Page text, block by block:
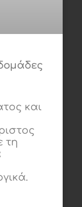
και
τη